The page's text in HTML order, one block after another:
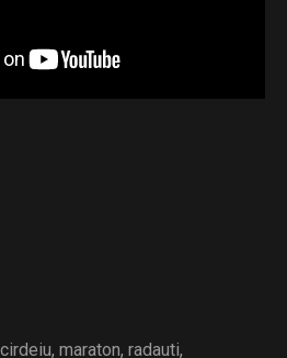
, maraton, radauti,